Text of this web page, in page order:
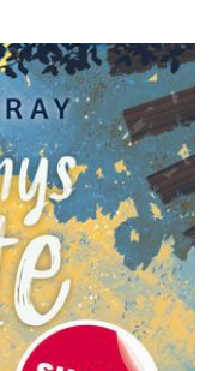
26.02.2026